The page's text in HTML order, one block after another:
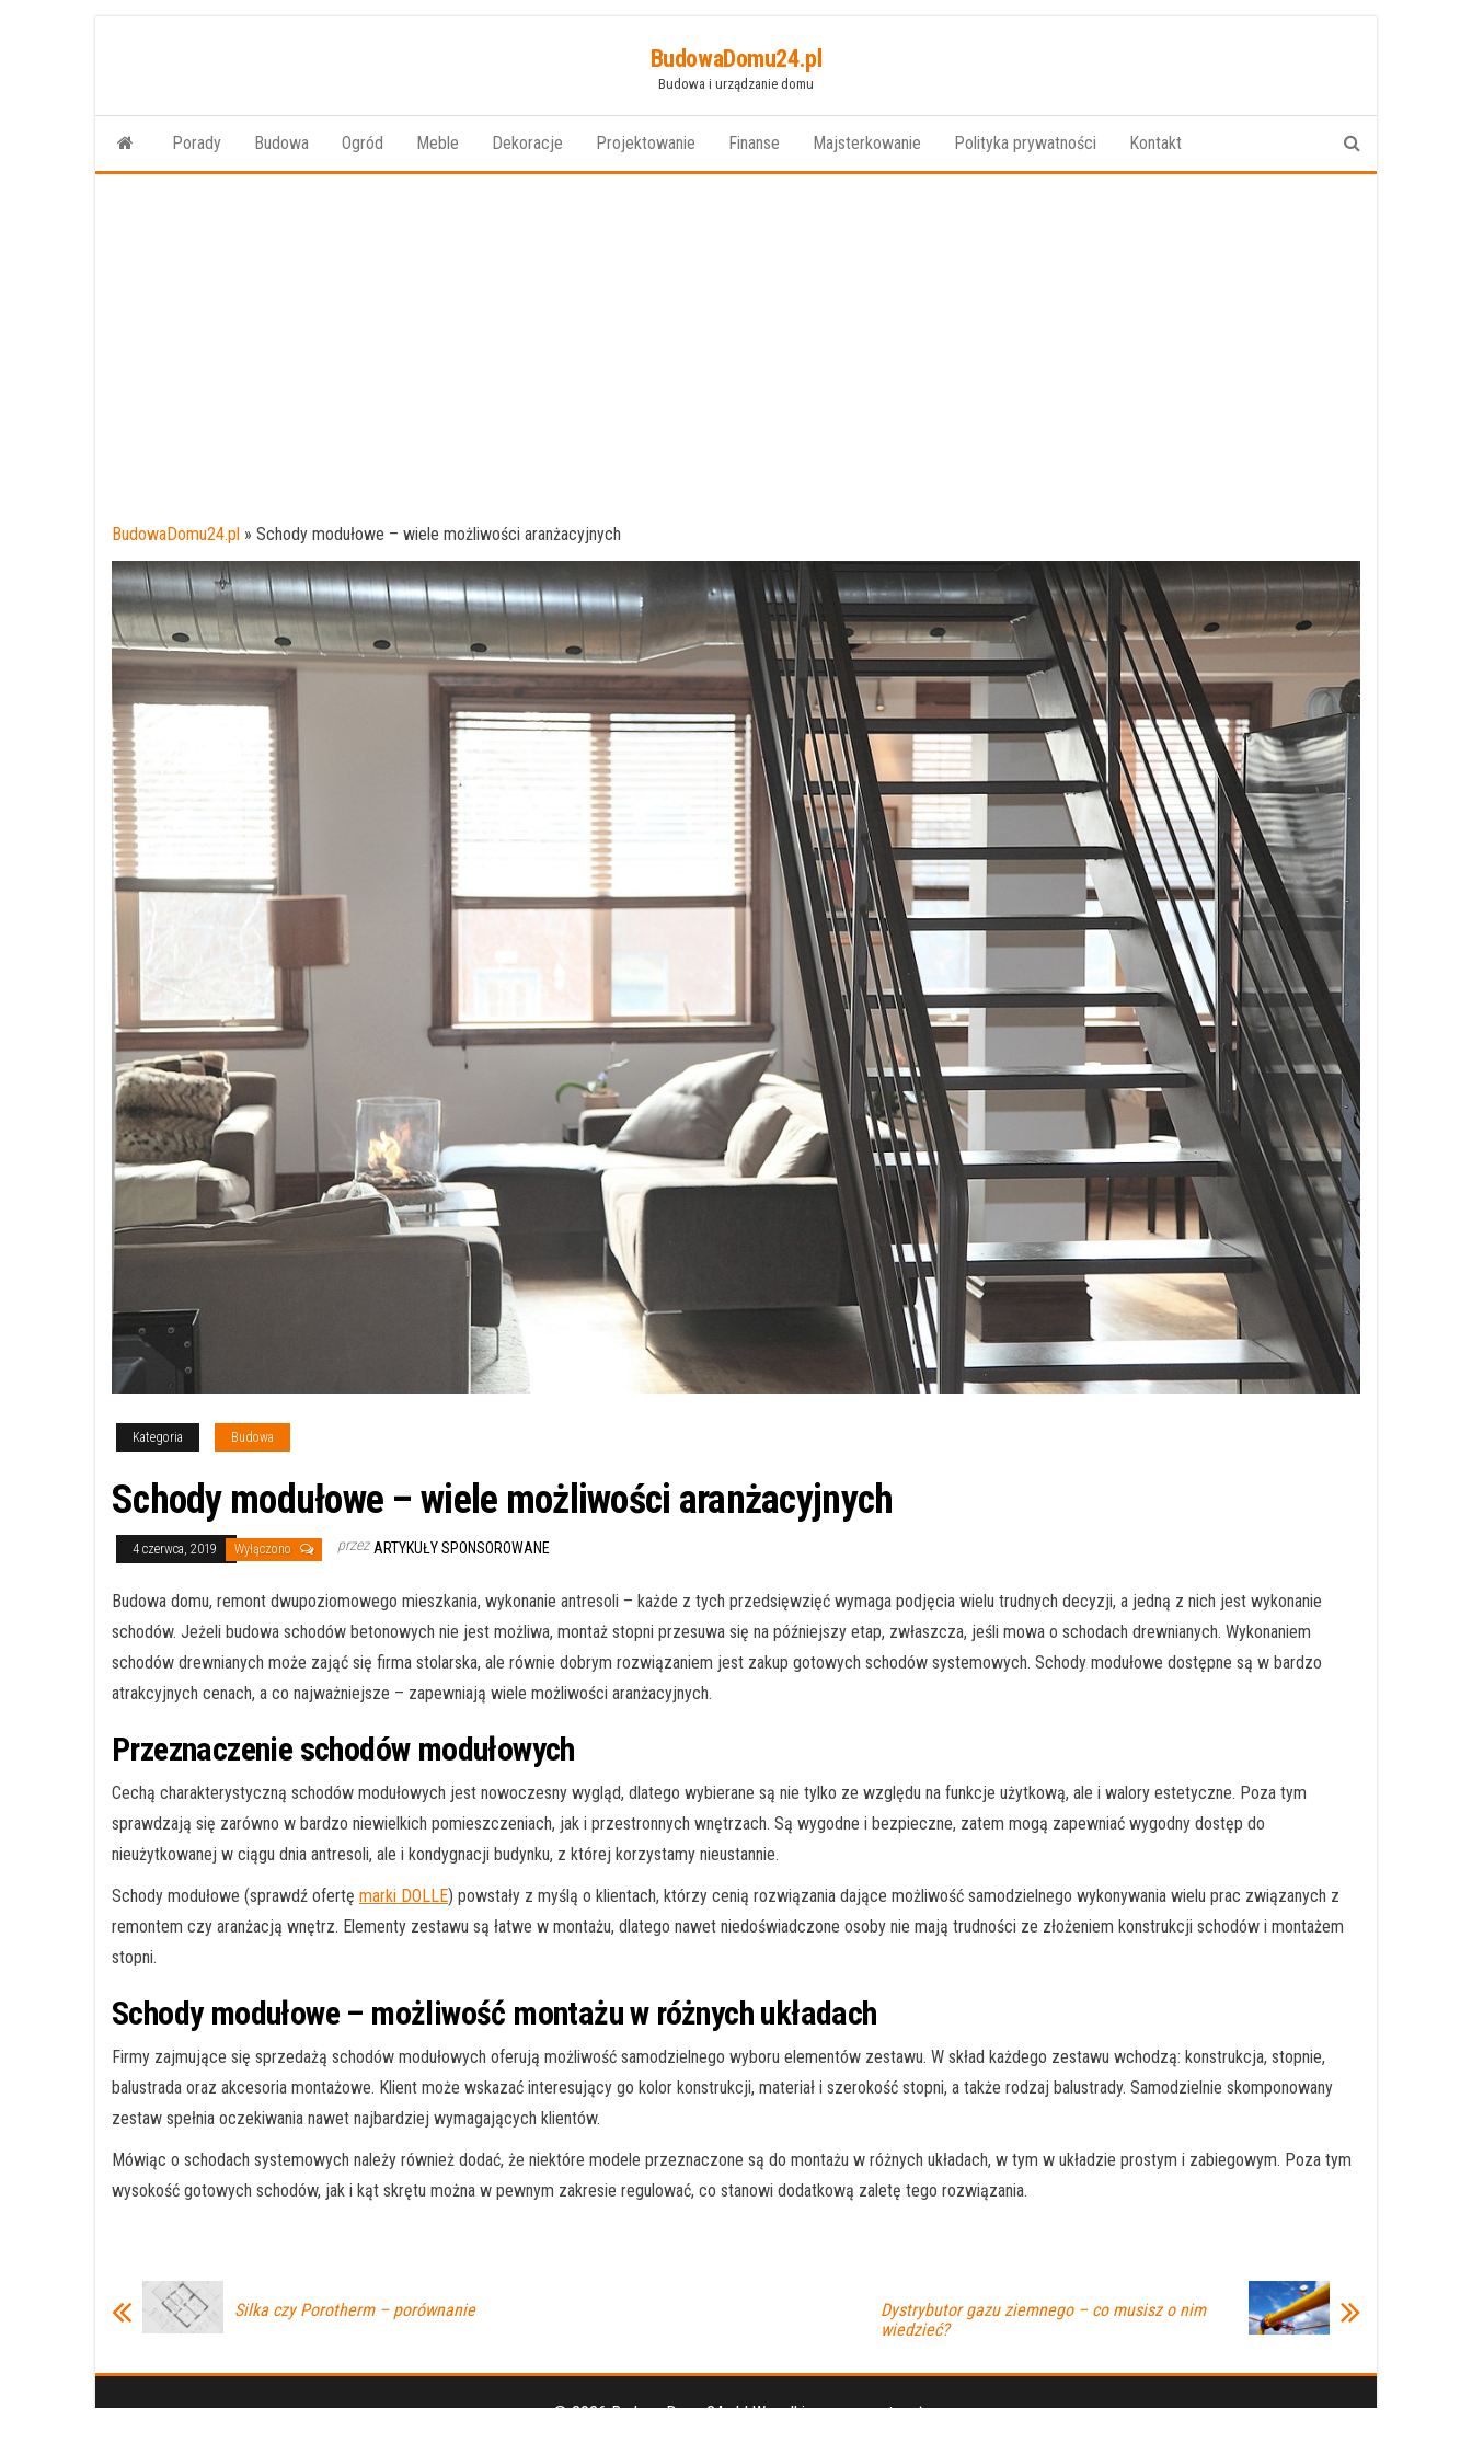
BudowaDomu24.pl
Budowa i urządzanie domu
Porady Budowa Ogród Meble Dekoracje Projektowanie Finanse Majsterkowanie Polityka prywatności Kontakt
BudowaDomu24.pl » Schody modułowe – wiele możliwości aranżacyjnych
Kategoria Budowa
Schody modułowe – wiele możliwości aranżacyjnych
4 czerwca, 2019 Wyłączono przez ARTYKUŁY SPONSOROWANE
Budowa domu, remont dwupoziomowego mieszkania, wykonanie antresoli – każde z tych przedsięwzięć wymaga podjęcia wielu trudnych decyzji, a jedną z nich jest wykonanie
schodów. Jeżeli budowa schodów betonowych nie jest możliwa, montaż stopni przesuwa się na późniejszy etap, zwłaszcza, jeśli mowa o schodach drewnianych. Wykonaniem
schodów drewnianych może zająć się firma stolarska, ale równie dobrym rozwiązaniem jest zakup gotowych schodów systemowych. Schody modułowe dostępne są w bardzo
atrakcyjnych cenach, a co najważniejsze – zapewniają wiele możliwości aranżacyjnych.
Przeznaczenie schodów modułowych
Cechą charakterystyczną schodów modułowych jest nowoczesny wygląd, dlatego wybierane są nie tylko ze względu na funkcje użytkową, ale i walory estetyczne. Poza tym
sprawdzają się zarówno w bardzo niewielkich pomieszczeniach, jak i przestronnych wnętrzach. Są wygodne i bezpieczne, zatem mogą zapewniać wygodny dostęp do
nieużytkowanej w ciągu dnia antresoli, ale i kondygnacji budynku, z której korzystamy nieustannie.
Schody modułowe (sprawdź ofertę marki DOLLE) powstały z myślą o klientach, którzy cenią rozwiązania dające możliwość samodzielnego wykonywania wielu prac związanych z
remontem czy aranżacją wnętrz. Elementy zestawu są łatwe w montażu, dlatego nawet niedoświadczone osoby nie mają trudności ze złożeniem konstrukcji schodów i montażem
stopni.
Schody modułowe – możliwość montażu w różnych układach
Firmy zajmujące się sprzedażą schodów modułowych oferują możliwość samodzielnego wyboru elementów zestawu. W skład każdego zestawu wchodzą: konstrukcja, stopnie,
balustrada oraz akcesoria montażowe. Klient może wskazać interesujący go kolor konstrukcji, materiał i szerokość stopni, a także rodzaj balustrady. Samodzielnie skomponowany
zestaw spełnia oczekiwania nawet najbardziej wymagających klientów.
Mówiąc o schodach systemowych należy również dodać, że niektóre modele przeznaczone są do montażu w różnych układach, w tym w układzie prostym i zabiegowym. Poza tym
wysokość gotowych schodów, jak i kąt skrętu można w pewnym zakresie regulować, co stanowi dodatkową zaletę tego rozwiązania.
Silka czy Porotherm – porównanie
Dystrybutor gazu ziemnego – co musisz o nim
wiedzieć?
© 2026 BudowaDomu24.pl | Wszelkie prawa zastrzeżone.